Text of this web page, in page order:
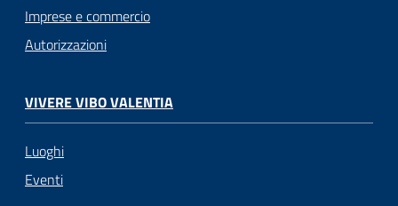
Imprese e commercio
Autorizzazioni
VIVERE VIBO VALENTIA
Luoghi
Eventi